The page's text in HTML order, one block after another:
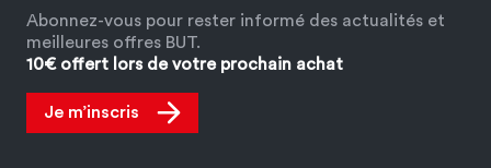
Abonnez-vous pour rester informé des actualités et
meilleures offres BUT.
10€ offert lors de votre prochain achat
Je m’inscris